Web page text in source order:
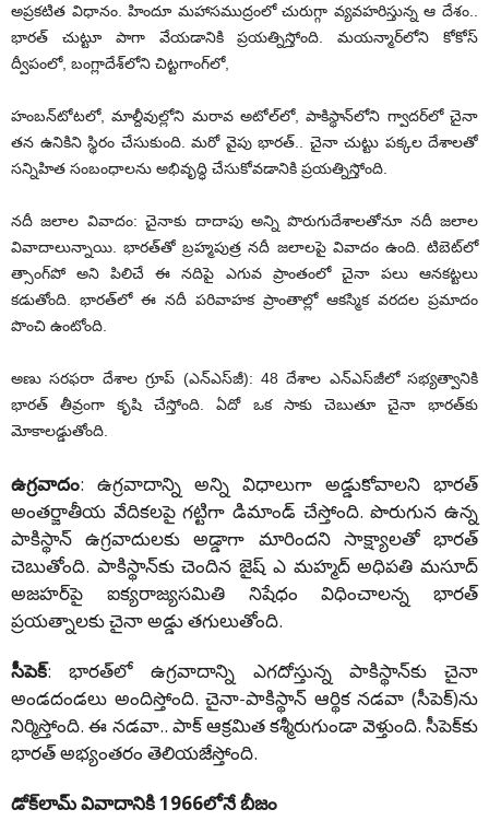
అప్రకటిత విధానం. హిందూ మహాసముద్రంలో చురుగ్గా వ్యవహరిస్తున్న ఆ దేశం..
భారత్‌ చుట్టూ పాగా వేయడానికి ప్రయత్నిస్తోంది. మయన్మార్‌లోని కోకోస్‌
ద్వీపంలో, బంగ్లాదేశ్‌లోని చిట్టగాంగ్‌లో,
హంబన్‌టోటలో, మాల్దీవుల్లోని మరావ అటోల్‌లో, పాకిస్థాన్‌లోని గ్వాదర్‌లో చైనా
తన ఉనికిని స్థిరం చేసుకుంది. మరో వైపు భారత్‌.. చైనా చుట్టు పక్కల దేశాలతో
సన్నిహిత సంబంధాలను అభివృద్ధి చేసుకోవడానికి ప్రయత్నిస్తోంది.
నదీ జలాల వివాదం: చైనాకు దాదాపు అన్ని పొరుగుదేశాలతోనూ నదీ జలాల
వివాదాలున్నాయి. భారత్‌తో బ్రహ్మపుత్ర నదీ జలాలపై వివాదం ఉంది. టిబెట్‌లో
త్సాంగ్‌పో అని పిలిచే ఈ నదిపై ఎగువ ప్రాంతంలో చైనా పలు ఆనకట్టలు
కడుతోంది. భారత్‌లో ఈ నదీ పరివాహక ప్రాంతాల్లో ఆకస్మిక వరదల ప్రమాదం
పొంచి ఉంటోంది.
అణు సరఫరా దేశాల గ్రూప్‌ (ఎన్‌ఎస్‌జీ): 48 దేశాల ఎన్‌ఎస్‌జీలో సభ్యత్వానికి
భారత్‌ తీవ్రంగా కృషి చేస్తోంది. ఏదో ఒక సాకు చెబుతూ చైనా భారత్‌కు
మోకాలడ్డుతోంది.
ఉగ్రవాదం: ఉగ్రవాదాన్ని అన్ని విధాలుగా అడ్డుకోవాలని భారత్‌
అంతర్జాతీయ వేదికలపై గట్టిగా డిమాండ్‌ చేస్తోంది. పొరుగున ఉన్న
పాకిస్థాన్‌ ఉగ్రవాదులకు అడ్డాగా మారిందని సాక్ష్యాలతో భారత్‌
చెబుతోంది. పాకిస్థాన్‌కు చెందిన జైష్‌ ఎ మహ్మద్‌ అధిపతి మసూద్‌
అజహర్‌పై ఐక్యరాజ్యసమితి నిషేధం విధించాలన్న భారత్‌
ప్రయత్నాలకు చైనా అడ్డు తగులుతోంది.
సీపెక్‌: భారత్‌లో ఉగ్రవాదాన్ని ఎగదోస్తున్న పాకిస్థాన్‌కు చైనా
అండదండలు అందిస్తోంది. చైనా-పాకిస్థాన్‌ ఆర్థిక నడవా (సీపెక్‌)ను
నిర్మిస్తోంది. ఈ నడవా.. పాక్‌ ఆక్రమిత కశ్మీరుగుండా వెళ్తుంది. సీపెక్‌కు
భారత్‌ అభ్యంతరం తెలియజేస్తోంది.
డోక్‌లామ్‌ వివాదానికి 1966లోనే బీజం